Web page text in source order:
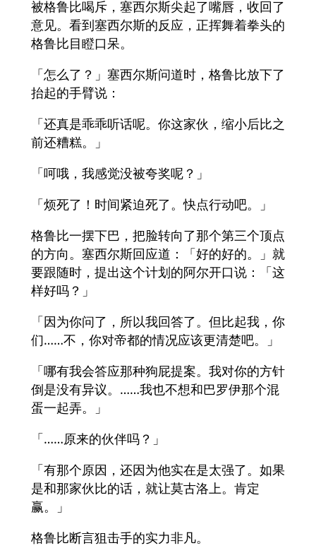
被格鲁比喝斥，塞西尔斯尖起了嘴唇，收回了
意见。看到塞西尔斯的反应，正挥舞着拳头的
格鲁比目瞪口呆。
「怎么了？」塞西尔斯问道时，格鲁比放下了
抬起的手臂说：
「还真是乖乖听话呢。你这家伙，缩小后比之
前还糟糕。」
「呵哦，我感觉没被夸奖呢？」
「烦死了！时间紧迫死了。快点行动吧。」
格鲁比一摆下巴，把脸转向了那个第三个顶点
的方向。塞西尔斯回应道：「好的好的。」就
要跟随时，提出这个计划的阿尔开口说：「这
样好吗？」
「因为你问了，所以我回答了。但比起我，你
们……不，你对帝都的情况应该更清楚吧。」
「哪有我会答应那种狗屁提案。我对你的方针
倒是没有异议。……我也不想和巴罗伊那个混
蛋一起弄。」
「……原来的伙伴吗？」
「有那个原因，还因为他实在是太强了。如果
是和那家伙比的话，就让莫古洛上。肯定
赢。」
格鲁比断言狙击手的实力非凡。